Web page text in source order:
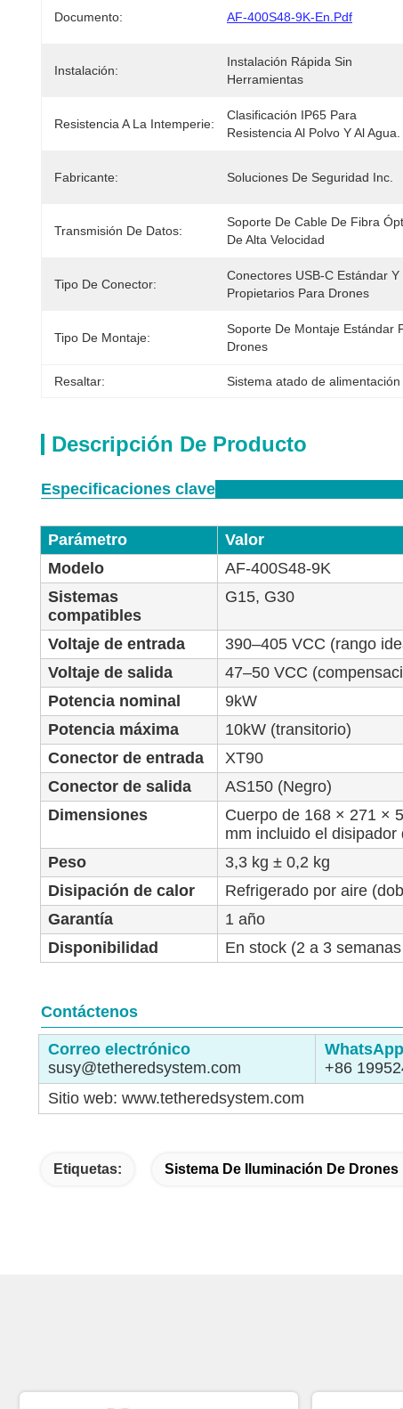
Documento: AF-400S48-9K-En.pdf
Instalación:
Instalación Rápida Sin
Herramientas
Resistencia A La Intemperie:
Clasificación IP65 Para
Resistencia Al Polvo Y Al Agua.
Fabricante: Soluciones De Seguridad Inc.
Transmisión De Datos:
Soporte De Cable De Fibra
De Alta Velocidad
Tipo De Conector:
Conectores USB-C Estándar Y
Propietarios Para Drones
Tipo De Montaje:
Soporte De Montaje Estándar
Drones
Resaltar: Sistema atado de
Descripción De Producto
Especificaciones clave
Parámetro
Valor
Modelo
AF-400S48-9K
Sistemas
compatibles
G15, G30
Voltaje de entrada
390–405 VCC (rango
Voltaje de salida
47–50 VCC
Potencia nominal
9kW
Potencia máxima
10kW (transitorio)
Conector de entrada
XT90
Conector de salida
AS150 (Negro)
Dimensiones
Cuerpo de 168 × 271 ×
mm incluido el disipador
Peso
3,3 kg ± 0,2 kg
Disipación de calor
Refrigerado por aire
Garantía
1 año
Disponibilidad
En stock (2 a 3
Contáctenos
Correo electrónico
susy@tetheredsystem.com
WhatsApp
+86
Sitio web: www.tetheredsystem.com
Etiquetas: Sistema De Iluminación De Drones